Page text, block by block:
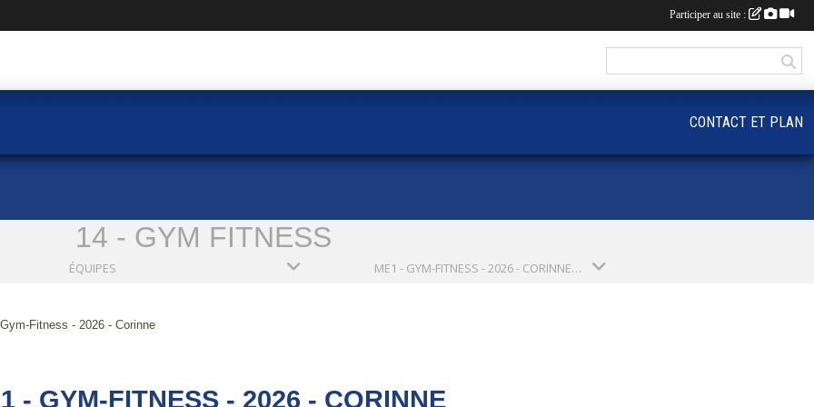
14 - GYM FITNESS
ÉQUIPES ME1 - GYM-FITNESS - 2026 - CORINNE (SAISON 2026-2027)
Fitness - 2026 - Corinne
- GYM-FITNESS - 2026 - CORINNE
CONTACT ET PLAN
Participer au site :